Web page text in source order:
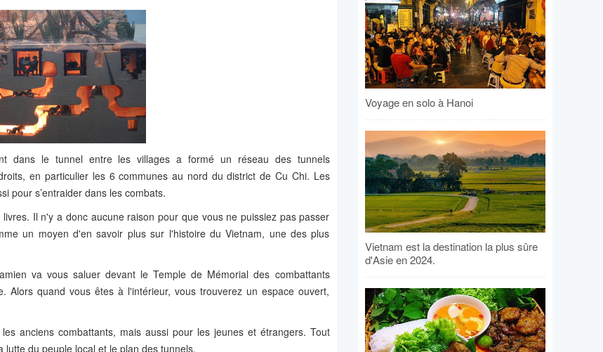
dans le tunnel entre les villages a formé un réseau des tunnels
en particulier les 6 communes au nord du district de Cu Chi. Les
pour s’entraider dans les combats.
Il n'y a donc aucune raison pour que vous ne puissiez pas passer
un moyen d'en savoir plus sur l'histoire du Vietnam, une des plus
va vous saluer devant le Temple de Mémorial des combattants
Alors quand vous êtes à l'intérieur, vous trouverez un espace ouvert,
anciens combattants, mais aussi pour les jeunes et étrangers. Tout
du peuple local et le plan des tunnels.
Voyage en solo à Hanoi
Vietnam est la destination la plus sûre
d'Asie en 2024.